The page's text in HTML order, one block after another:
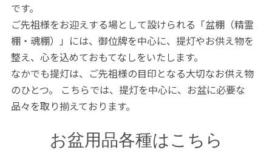
です。
ご先祖様をお迎えする場として設けられる「盆棚（精霊
棚・魂棚）」には、御位牌を中心に、提灯やお供え物を
整え、心を込めておもてなしをいたします。
なかでも提灯は、ご先祖様の目印となる大切なお供え物
のひとつ。
こちらでは、提灯を中心に、お盆に必要な
品々を取り揃えております。
お盆用品各種はこちら